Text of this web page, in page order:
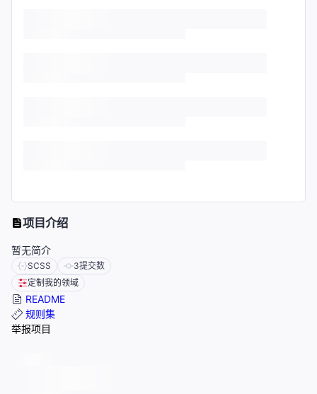
项目介绍
暂无简介
SCSS 3提交数
定制我的领域
README
规则集
举报项目